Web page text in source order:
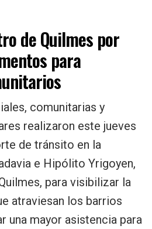
de Quilmes por
para
comunitarias y
realizaron este jueves
de tránsito en la
e Hipólito Yrigoyen,
para visibilizar la
atraviesan los barrios
una mayor asistencia para